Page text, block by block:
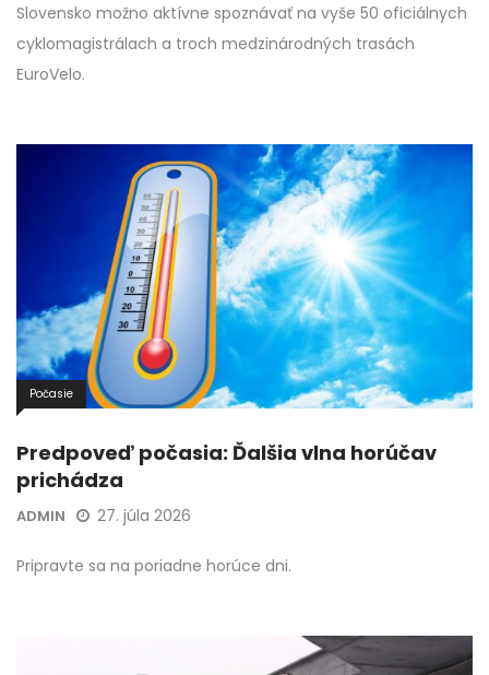
Slovensko možno aktívne spoznávať na vyše 50 oficiálnych
cyklomagistrálach a troch medzinárodných trasách
EuroVelo.
Počasie
Predpoveď počasia: Ďalšia vlna horúčav
prichádza
ADMIN 27. júla 2026
Pripravte sa na poriadne horúce dni.